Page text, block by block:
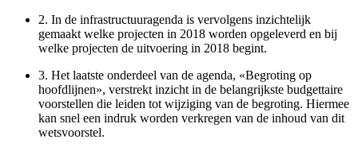
2. In de infrastructuuragenda is vervolgens inzichtelijk
gemaakt welke projecten in 2018 worden opgeleverd en bij
welke projecten de uitvoering in 2018 begint.
3. Het laatste onderdeel van de agenda, «Begroting op
hoofdlijnen», verstrekt inzicht in de belangrijkste budgettaire
voorstellen die leiden tot wijziging van de begroting. Hiermee
kan snel een indruk worden verkregen van de inhoud van dit
wetsvoorstel.